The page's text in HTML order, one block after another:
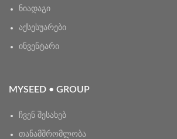
ნიადაგი
აქსესუარები
ინვენტარი
MYSEED • GROUP
ჩვენ შესახებ
თანამშრომლობა